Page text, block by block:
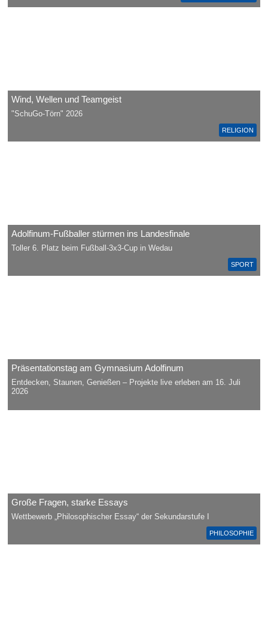
RELIGION
Wind, Wellen und Teamgeist
"SchuGo-Törn" 2026
SPORT
Adolfinum-Fußballer stürmen ins Landesfinale
Toller 6. Platz beim Fußball-3x3-Cup in Wedau
Präsentationstag am Gymnasium Adolfinum
Entdecken, Staunen, Genießen – Projekte live erleben am 16. Juli
2026
PHILOSOPHIE
Große Fragen, starke Essays
Wettbewerb „Philosophischer Essay“ der Sekundarstufe I